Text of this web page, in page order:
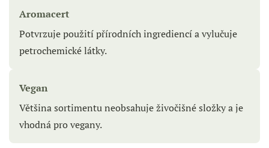
Aromacert
Potvrzuje použití přírodních ingrediencí a vylučuje
petrochemické látky.
Vegan
Většina sortimentu neobsahuje živočišné složky a je
vhodná pro vegany.